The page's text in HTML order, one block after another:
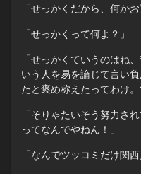
「せっかくだから、何か
「せっかくって何よ？」
「せっかくていうのはね
いう人を易を論じて言い
たと褒め称えたってわけ
「そりゃたいそう努力さ
ってなんでやねん！」
「なんでツッコミだけ関